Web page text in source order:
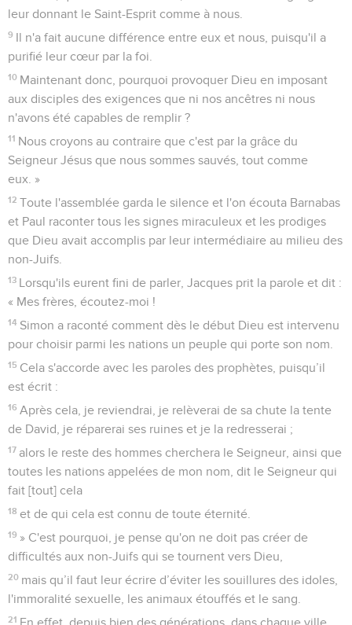
leur donnant le Saint-Esprit comme à nous.
9 Il n'a fait aucune différence entre eux et nous, puisqu'il a
purifié leur cœur par la foi.
10 Maintenant donc, pourquoi provoquer Dieu en imposant
aux disciples des exigences que ni nos ancêtres ni nous
n'avons été capables de remplir ?
11 Nous croyons au contraire que c'est par la grâce du
Seigneur Jésus que nous sommes sauvés, tout comme
eux. »
12 Toute l'assemblée garda le silence et l'on écouta Barnabas
et Paul raconter tous les signes miraculeux et les prodiges
que Dieu avait accomplis par leur intermédiaire au milieu des
non-Juifs.
13 Lorsqu'ils eurent fini de parler, Jacques prit la parole et dit :
« Mes frères, écoutez-moi !
14 Simon a raconté comment dès le début Dieu est intervenu
pour choisir parmi les nations un peuple qui porte son nom.
15 Cela s'accorde avec les paroles des prophètes, puisqu’il
est écrit :
16 Après cela, je reviendrai, je relèverai de sa chute la tente
de David, je réparerai ses ruines et je la redresserai ;
17 alors le reste des hommes cherchera le Seigneur, ainsi que
toutes les nations appelées de mon nom, dit le Seigneur qui
fait [tout] cela
18 et de qui cela est connu de toute éternité.
19 » C'est pourquoi, je pense qu'on ne doit pas créer de
difficultés aux non-Juifs qui se tournent vers Dieu,
20 mais qu’il faut leur écrire d’éviter les souillures des idoles,
l'immoralité sexuelle, les animaux étouffés et le sang.
21 En effet, depuis bien des générations, dans chaque ville